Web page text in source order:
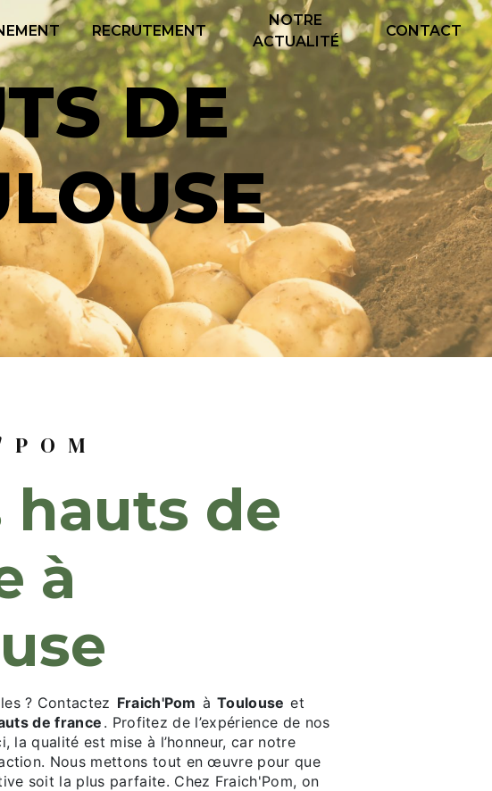
RECRUTEMENT
NOTRE
ACTUALITÉ
CONTACT
à
? Contactez Fraich'Pom à Toulouse et
de france . Profitez de l’expérience de nos
la qualité est mise à l’honneur, car notre
Nous mettons tout en œuvre pour que
soit la plus parfaite. Chez Fraich'Pom, on